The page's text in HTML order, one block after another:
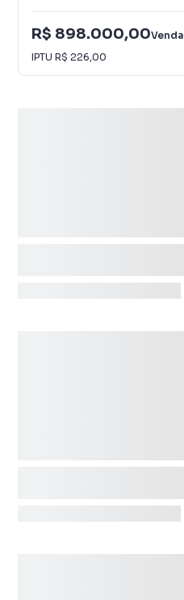
R$ 898.000,00Venda
IPTU R$ 226,00